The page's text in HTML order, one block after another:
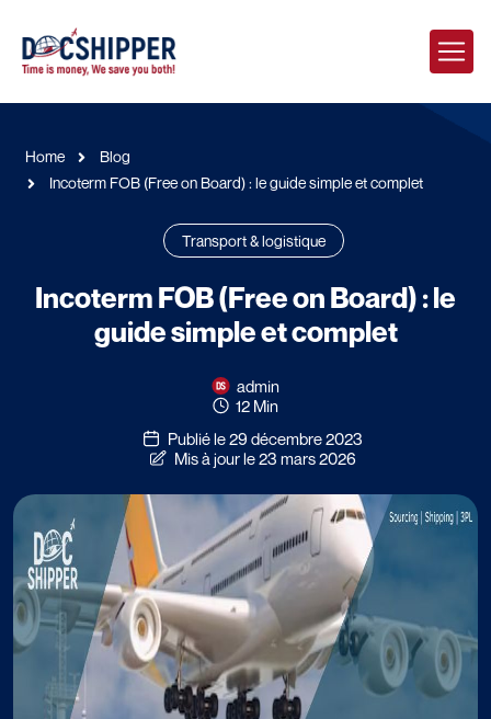
Home
Blog
Incoterm FOB (Free on Board) : le guide simple et complet
Transport & logistique
Incoterm FOB (Free on Board) : le
guide simple et complet
admin
12 Min
Publié le 29 décembre 2023
Mis à jour le 23 mars 2026